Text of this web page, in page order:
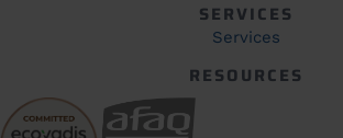
SERVICES
Services
RESOURCES